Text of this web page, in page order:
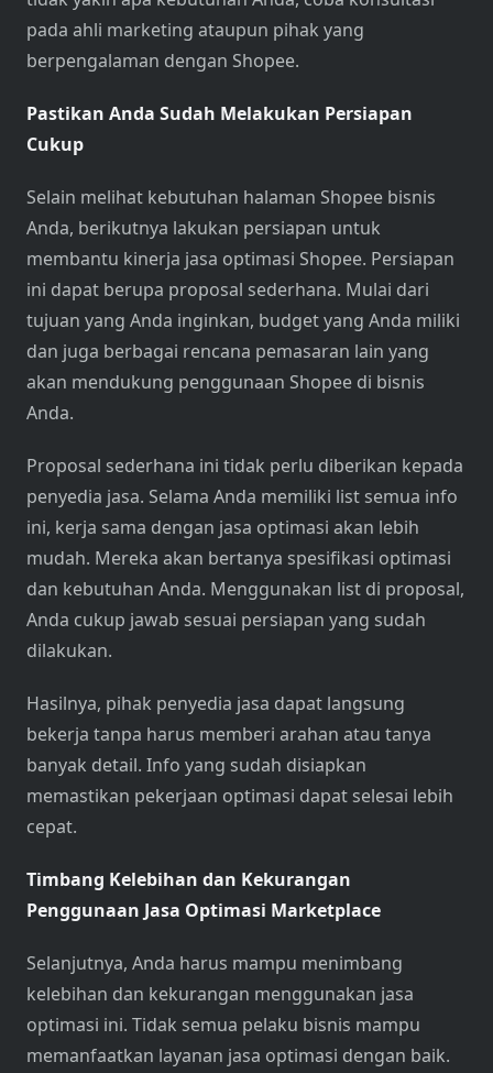
pada ahli marketing ataupun pihak yang
berpengalaman dengan Shopee.
Pastikan Anda Sudah Melakukan Persiapan
Cukup
Selain melihat kebutuhan halaman Shopee bisnis
Anda, berikutnya lakukan persiapan untuk
membantu kinerja jasa optimasi Shopee. Persiapan
ini dapat berupa proposal sederhana. Mulai dari
tujuan yang Anda inginkan, budget yang Anda miliki
dan juga berbagai rencana pemasaran lain yang
akan mendukung penggunaan Shopee di bisnis
Anda.
Proposal sederhana ini tidak perlu diberikan kepada
penyedia jasa. Selama Anda memiliki list semua info
ini, kerja sama dengan jasa optimasi akan lebih
mudah. Mereka akan bertanya spesifikasi optimasi
dan kebutuhan Anda. Menggunakan list di proposal,
Anda cukup jawab sesuai persiapan yang sudah
dilakukan.
Hasilnya, pihak penyedia jasa dapat langsung
bekerja tanpa harus memberi arahan atau tanya
banyak detail. Info yang sudah disiapkan
memastikan pekerjaan optimasi dapat selesai lebih
cepat.
Timbang Kelebihan dan Kekurangan
Penggunaan Jasa Optimasi Marketplace
Selanjutnya, Anda harus mampu menimbang
kelebihan dan kekurangan menggunakan jasa
optimasi ini. Tidak semua pelaku bisnis mampu
memanfaatkan layanan jasa optimasi dengan baik.